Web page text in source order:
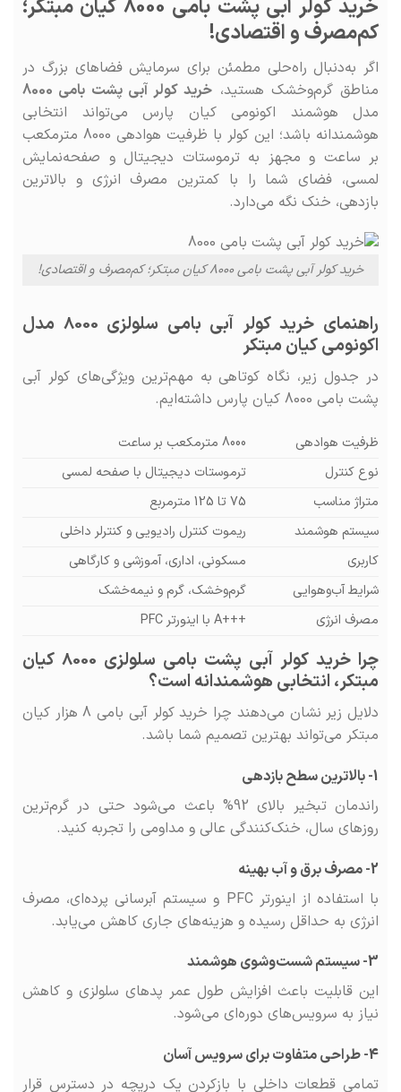
خرید کولر آبی پشت بامی 8000 کیان مبتکر؛
کم‌مصرف و اقتصادی!
اگر به‌دنبال راه‌حلی مطمئن برای سرمایش فضاهای بزرگ در
مناطق گرم‌و‌خشک هستید، خرید کولر آبی پشت بامی 8000
مدل هوشمند اکونومی کیان پارس می‌تواند انتخابی
هوشمندانه باشد؛ این کولر با ظرفیت هوادهی 8000 مترمکعب
بر ساعت و مجهز به ترموستات دیجیتال و صفحه‌نمایش
لمسی، فضای شما را با کمترین مصرف انرژی و بالاترین
بازدهی، خنک نگه می‌دارد.
خرید کولر آبی پشت بامی 8000 کیان مبتکر؛ کم‌مصرف و اقتصادی!
راهنمای خرید کولر آبی بامی سلولزی 8000 مدل
اکونومی کیان مبتکر
در جدول زیر، نگاه کوتاهی به مهم‌ترین ویژگی‌های کولر آبی
پشت بامی 8000 کیان پارس داشته‌ایم.
ظرفیت هوادهی
8000 مترمکعب بر ساعت
نوع کنترل
ترموستات دیجیتال با صفحه لمسی
متراژ مناسب
75 تا 125 مترمربع
سیستم هوشمند
ریموت کنترل رادیویی و کنترلر داخلی
کاربری
مسکونی، اداری، آموزشی و کارگاهی
شرایط آب‌وهوایی
گرم‌وخشک، گرم و نیمه‌خشک
مصرف انرژی
+++A با اینورتر PFC
چرا خرید کولر آبی پشت بامی سلولزی 8000 کیان
مبتکر، انتخابی هوشمندانه است؟
دلایل زیر نشان می‌دهند چرا خرید کولر آبی بامی 8 هزار کیان
مبتکر می‌تواند بهترین تصمیم شما باشد.
1- بالاترین سطح بازدهی
راندمان تبخیر بالای 92% باعث می‌شود حتی در گرم‌ترین
روزهای سال، خنک‌کنندگی عالی و مداومی را تجربه کنید.
2- مصرف برق و آب بهینه
با استفاده از اینورتر PFC و سیستم آبرسانی پرده‌ای، مصرف
انرژی به حداقل رسیده و هزینه‌های جاری کاهش می‌یابد.
3- سیستم شست‌وشوی هوشمند
این قابلیت باعث افزایش طول عمر پدهای سلولزی و کاهش
نیاز به سرویس‌های دوره‌ای می‌شود.
4- طراحی متفاوت برای سرویس آسان
تمامی قطعات داخلی با باز‌کردن یک دریچه در دسترس قرار